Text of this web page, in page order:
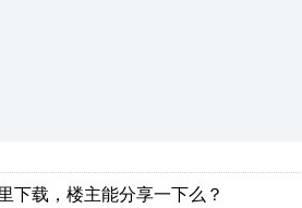
下载，楼主能分享一下么？